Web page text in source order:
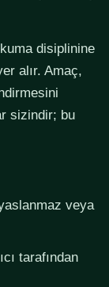
disiplinine
alır. Amaç,
sizindir; bu
veya
tarafından